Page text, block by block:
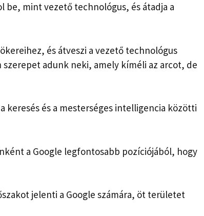
be, mint vezető technológus, és átadja a
és átveszi a vezető technológus
adunk neki, amely kíméli az arcot, de
keresés és a mesterséges intelligencia közötti
a Google legfontosabb pozíciójából, hogy
jelenti a Google számára, öt területet